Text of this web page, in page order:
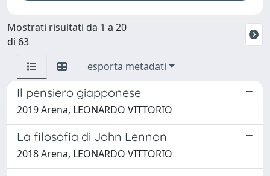
Mostrati risultati da 1 a 20
di 63
esporta metadati
Il pensiero giapponese
2019 Arena, LEONARDO VITTORIO
La filosofia di John Lennon
2018 Arena, LEONARDO VITTORIO